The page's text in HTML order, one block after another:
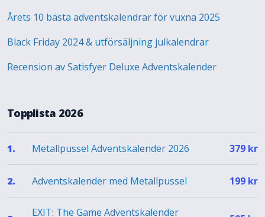
Årets 10 bästa adventskalendrar för vuxna 2025
Black Friday 2024 & utförsäljning julkalendrar
Recension av Satisfyer Deluxe Adventskalender
Topplista 2026
1. Metallpussel Adventskalender 2026 379 kr
2. Adventskalender med Metallpussel 199 kr
EXIT: The Game Adventskalender